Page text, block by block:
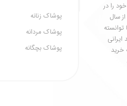
را در
سال
توانسته
بیش از 400 برند ایرانی
خرید
پوشاک زنانه
پوشاک مردانه
پوشاک بچگانه